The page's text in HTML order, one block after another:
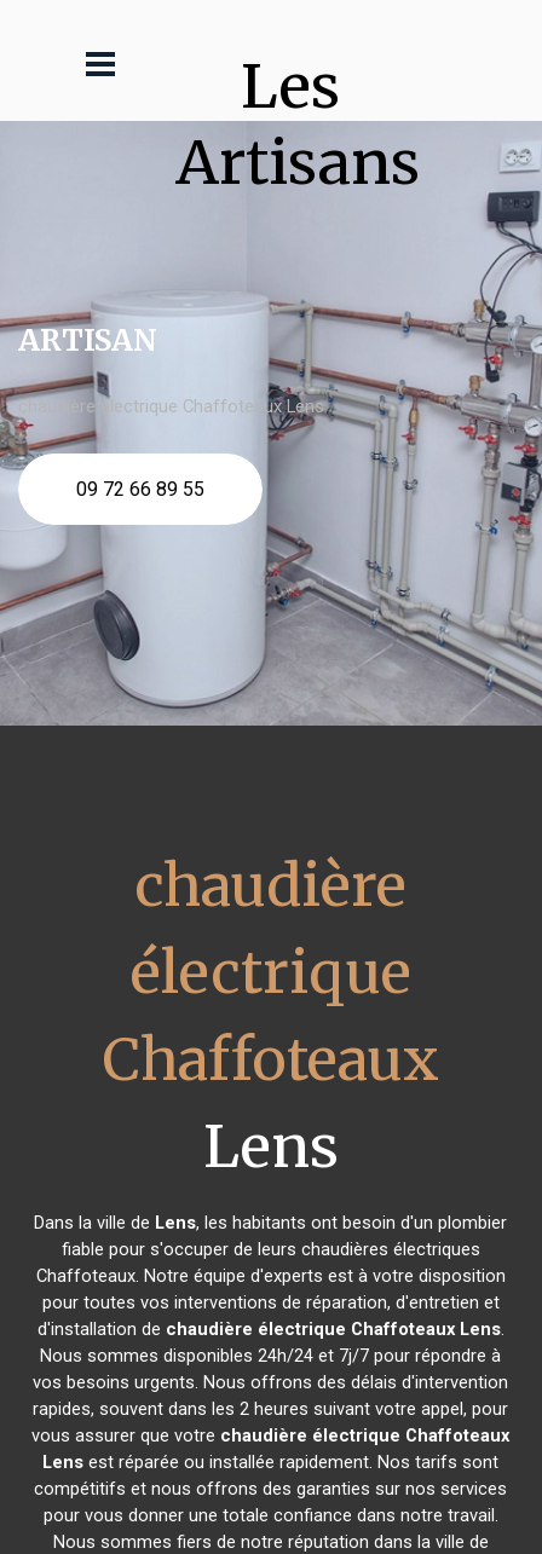
Les
Artisans
ARTISAN
chaudière électrique Chaffoteaux Lens
09 72 66 89 55
chaudière
électrique
Chaffoteaux
Lens
Dans la ville de Lens, les habitants ont besoin d'un plombier
fiable pour s'occuper de leurs chaudières électriques
Chaffoteaux. Notre équipe d'experts est à votre disposition
pour toutes vos interventions de réparation, d'entretien et
d'installation de chaudière électrique Chaffoteaux Lens.
Nous sommes disponibles 24h/24 et 7j/7 pour répondre à
vos besoins urgents. Nous offrons des délais d'intervention
rapides, souvent dans les 2 heures suivant votre appel, pour
vous assurer que votre chaudière électrique Chaffoteaux
Lens est réparée ou installée rapidement. Nos tarifs sont
compétitifs et nous offrons des garanties sur nos services
pour vous donner une totale confiance dans notre travail.
Nous sommes fiers de notre réputation dans la ville de